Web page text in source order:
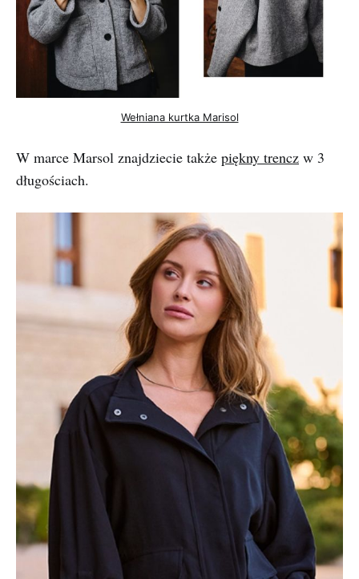
Wełniana kurtka Marisol
W marce Marsol znajdziecie także piękny trencz w 3
długościach.